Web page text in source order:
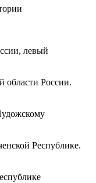
левый
области России.
Республике.